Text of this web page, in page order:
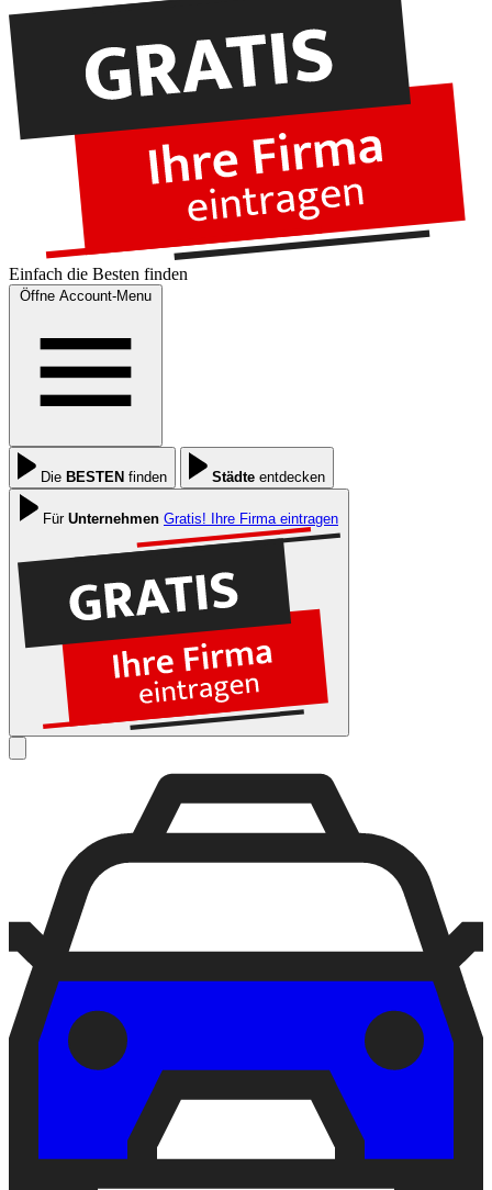
Einfach die Besten finden
Öffne Account-Menu
Die BESTEN finden Städte entdecken
Für Unternehmen Gratis! Ihre Firma eintragen